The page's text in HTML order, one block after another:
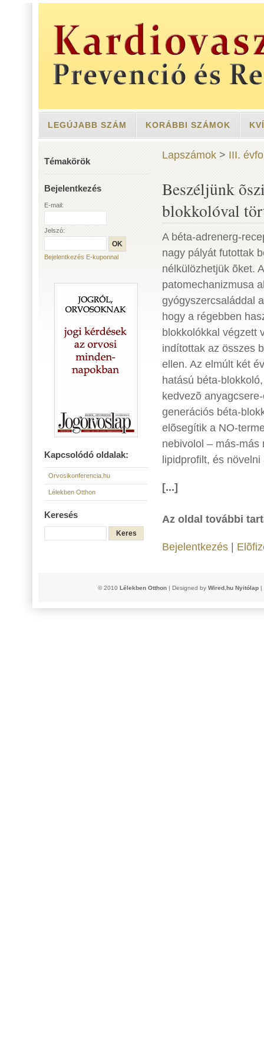
LEGÚJABB SZÁM KORÁBBI SZÁMOK
Témakörök
Bejelentkezés
E-mail:
Jelszó:
Bejelentkezés E-kuponnal
Kapcsolódó oldalak:
Orvosikonferencia.hu
Lélekben Otthon
Keresés
Lapszámok > III.
Beszéljünk
blokkolóval
A béta-adrenerg-
nagy pályát futottak
nélkülözhetjük õket.
patomechanizmusa
gyógyszercsaláddal
hogy a régebben
blokkolókkal végzett
indítottak az összes
ellen. Az elmúlt két
hatású béta-
kedvezõ
generációs béta-
elõsegítik a NO-
nebivolol – más-más
lipidprofilt, és
[...]
Az oldal további
Bejelentkezés
© 2010 Lélekben Otthon | Designed by Wired.hu Nyitólap |